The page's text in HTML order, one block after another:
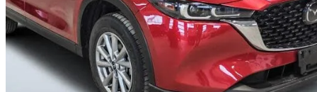
2024 Mazda CX-5
GS AWD56 149 km